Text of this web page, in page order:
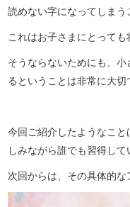
読めない字になってしまう
これはお子さまにとっても
そうならないためにも、
るということは非常に大切
今回ご紹介したようなこ
しみながら誰でも習得して
次回からは、その具体的な